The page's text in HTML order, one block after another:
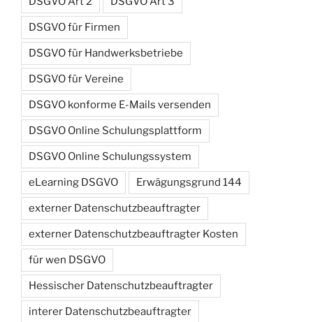
DSGVO für Firmen
DSGVO für Handwerksbetriebe
DSGVO für Vereine
DSGVO konforme E-Mails versenden
DSGVO Online Schulungsplattform
DSGVO Online Schulungssystem
eLearning DSGVO Erwägungsgrund 144
externer Datenschutzbeauftragter
externer Datenschutzbeauftragter Kosten
für wen DSGVO
Hessischer Datenschutzbeauftragter
interer Datenschutzbeauftragter